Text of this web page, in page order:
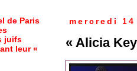
mercredi
« Alicia
de Paris
juifs
leur «